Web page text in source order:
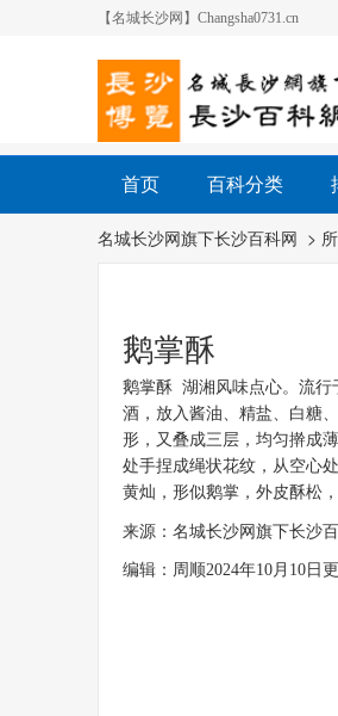
【名城长沙网】Changsha0731.cn
首页 百科分类
名城长沙网旗下长沙百科网 >
鹅掌酥
鹅掌酥 湖湘风味点心。流
酒，放入酱油、精盐、白糖
形，又叠成三层，均匀擀成
处手捏成绳状花纹，从空心
黄灿，形似鹅掌，外皮酥松
来源：名城长沙网旗下长沙
编辑：周顺2024年10月10日